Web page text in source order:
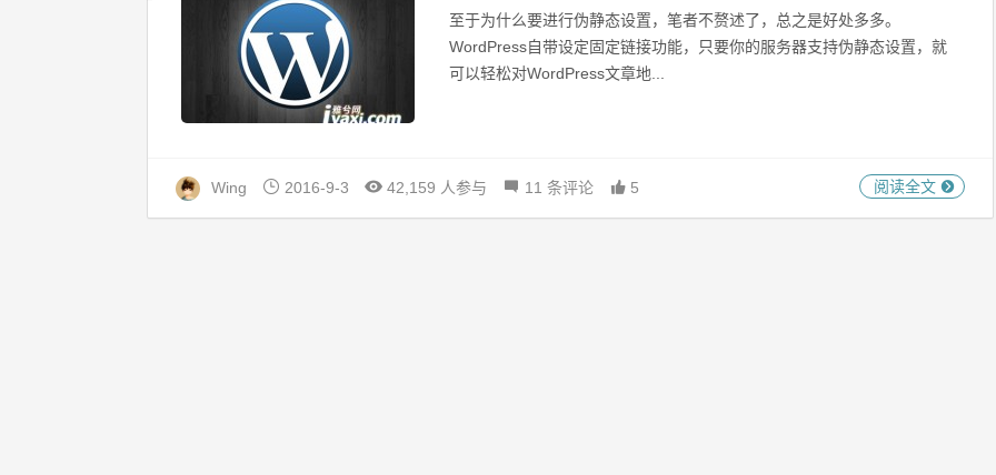
至于为什么要进行伪静态设置，笔者不赘述了，总之是好处多多。
WordPress自带设定固定链接功能，只要你的服务器支持伪静态设置，就
可以轻松对WordPress文章地...
阅读全文
Wing 2016-9-3 42,159 人参与 11 条评论 5